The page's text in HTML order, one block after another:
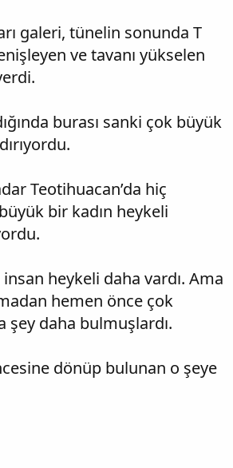
galeri, tünelin sonunda T
ve tavanı yükselen
burası sanki çok büyük
Teotihuacan’da hiç
bir kadın heykeli
heykeli daha vardı. Ama
hemen önce çok
şey daha bulmuşlardı.
dönüp bulunan o şeye